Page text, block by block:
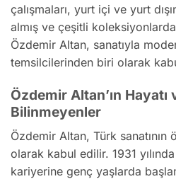
çalışmaları, yurt içi ve yurt
almış ve çeşitli
Özdemir Altan, sanatıyla
temsilcilerinden biri olarak
Özdemir Altan’ın Hayatı
Bilinmeyenler
Özdemir Altan, Türk
olarak kabul edilir. 1931
kariyerine genç yaşlarda